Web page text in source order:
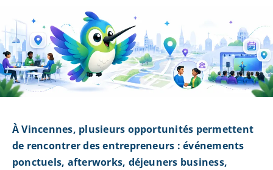
À Vincennes, plusieurs opportunités permettent
de rencontrer des entrepreneurs : événements
ponctuels, afterworks, déjeuners business,